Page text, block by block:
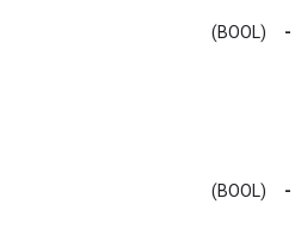
(BOOL) -
(BOOL) -